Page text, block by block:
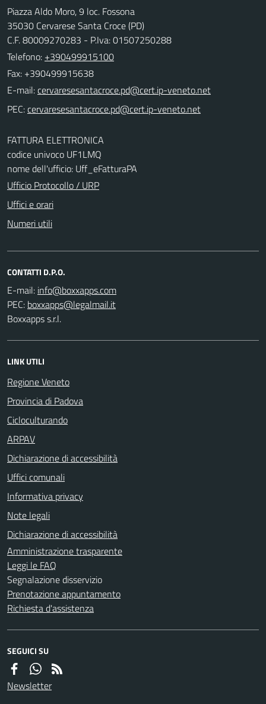
Piazza Aldo Moro, 9 loc. Fossona
35030 Cervarese Santa Croce (PD)
C.F. 80009270283 - P.Iva: 01507250288
Telefono: +390499915100
Fax: +390499915638
E-mail:
PEC:
FATTURA ELETTRONICA
codice univoco UF1LMQ
nome dell'ufficio: Uff_eFatturaPA
Ufficio Protocollo / URP
Uffici e orari
Numeri utili
CONTATTI D.P.O.
E-mail:
PEC:
Boxxapps s.r.l.
LINK UTILI
Regione Veneto
Provincia di Padova
Cicloculturando
ARPAV
Dichiarazione di accessibilità
Uffici comunali
Informativa privacy
Note legali
Dichiarazione di accessibilità
Amministrazione trasparente
Leggi le FAQ
Segnalazione disservizio
Prenotazione appuntamento
Richiesta d'assistenza
SEGUICI SU
Newsletter